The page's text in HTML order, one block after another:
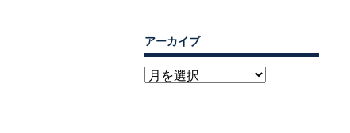
アーカイブ